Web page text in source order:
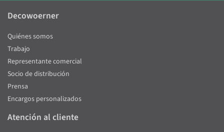
Decowoerner
Quiénes somos
Trabajo
Representante comercial
Socio de distribución
Prensa
Encargos personalizados
Atención al cliente